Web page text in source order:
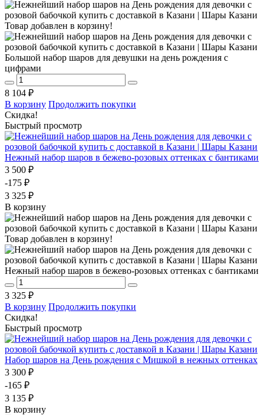
Товар добавлен в корзину!
Большой набор шаров для девушки на день рождения с
цифрами
8 104 ₽
В корзину Продолжить покупки
Скидка!
Быстрый просмотр
Нежный набор шаров в бежево-розовых оттенках с бантиками
3 500 ₽
-175 ₽
3 325 ₽
В корзину
Товар добавлен в корзину!
Нежный набор шаров в бежево-розовых оттенках с бантиками
3 325 ₽
В корзину Продолжить покупки
Скидка!
Быстрый просмотр
Набор шаров на День рождения с Мишкой в нежных оттенках
3 300 ₽
-165 ₽
3 135 ₽
В корзину